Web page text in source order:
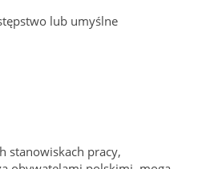
lub umyślne
stanowiskach pracy,